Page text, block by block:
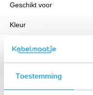
Toestemming
Geschikt voor
Kleur
Vermogen
Kabellengte